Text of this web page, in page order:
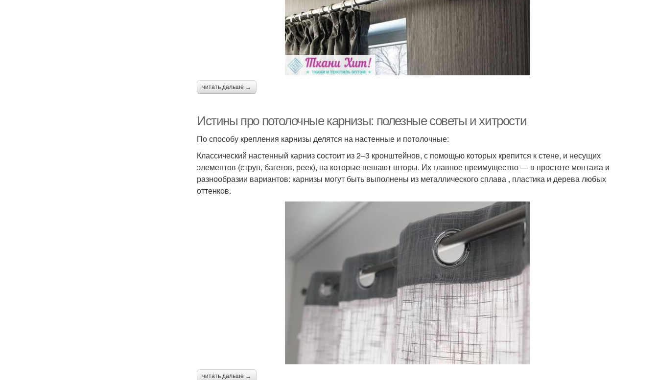
читать дальше →
Истины про потолочные карнизы: полезные советы и хитрости
По способу крепления карнизы делятся на настенные и потолочные:
Классический настенный карниз состоит из 2–3 кронштейнов, с помощью которых крепится к стене, и несущих
элементов (струн, багетов, реек), на которые вешают шторы. Их главное преимущество — в простоте монтажа и
разнообразии вариантов: карнизы могут быть выполнены из металлического сплава , пластика и дерева любых
оттенков.
читать дальше →